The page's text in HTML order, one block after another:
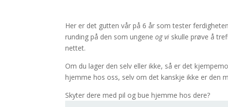
Her er det gutten vår på 6 år som tester
runding på den som ungeneog vi skulle prøve å
nettet.
Om du lager den selv eller ikke, så er det
hjemme hos oss, selv om det kanskje ikke er den
Skyter dere med pil og bue hjemme hos dere?